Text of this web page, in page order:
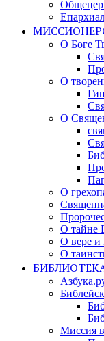
О Боге
О
О
О
О тайне
О вере и
О
Миссия